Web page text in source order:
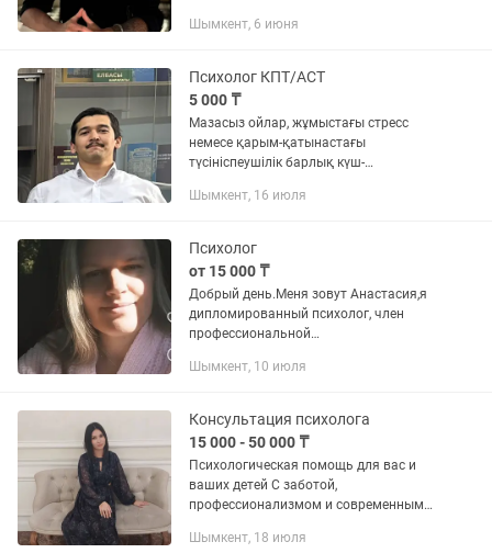
жизни. В своей работе я опираюсь на
Шымкент, 6 июня
Психолог КПТ/ACT
5 000 ₸
Мазасыз ойлар, жұмыстағы стресс
немесе қарым-қатынастағы
түсініспеушілік барлық күш-
Тығырыққа тірелгендей сезінесіз бе?
Шымкент, 16 июля
Психолог
от 15 000 ₸
Добрый день.Меня зовут Анастасия,я
дипломированный психолог, член
профессиональной
Профессиональная психологическая
жизненную...
Шымкент, 10 июля
Консультация психолога
15 000 - 50 000 ₸
Психологическая помощь для вас и
ваших детей С заботой,
профессионализмом и современными
Кустова Мадина Нугмановна, я
Шымкент, 18 июля